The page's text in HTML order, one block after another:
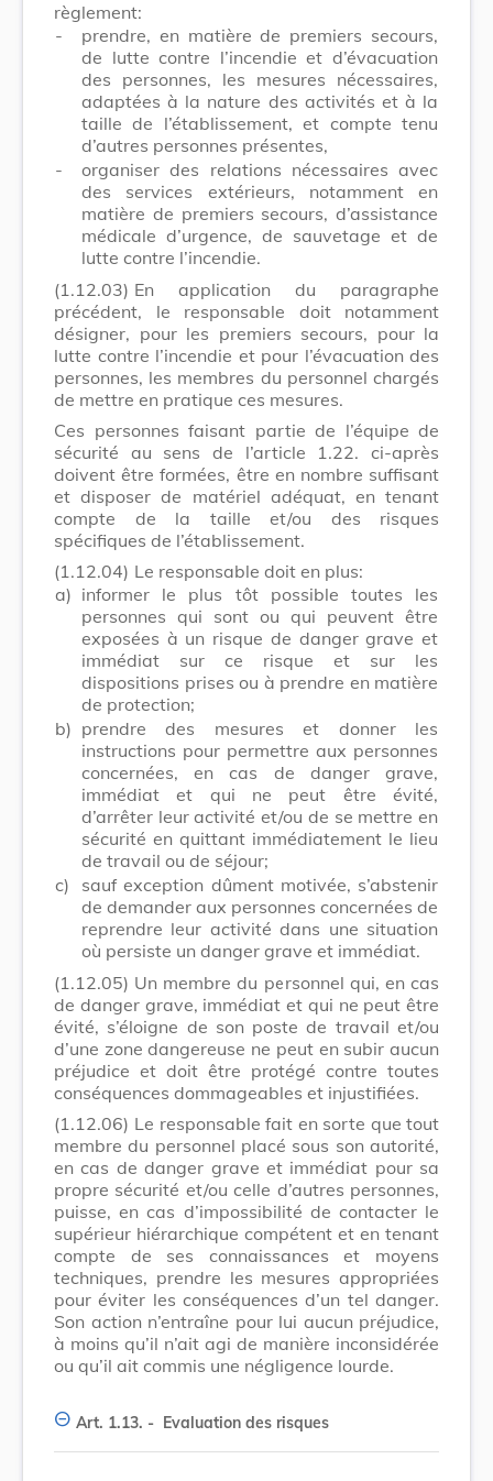
règlement:
-
prendre, en matière de premiers secours,
de lutte contre l’incendie et d’évacuation
des personnes, les mesures nécessaires,
adaptées à la nature des activités et à la
taille de l’établissement, et compte tenu
d’autres personnes présentes,
-
organiser des relations nécessaires avec
des services extérieurs, notamment en
matière de premiers secours, d’assistance
médicale d’urgence, de sauvetage et de
lutte contre l’incendie.
(1.12.03) En application du paragraphe
précédent, le responsable doit notamment
désigner, pour les premiers secours, pour la
lutte contre l’incendie et pour l’évacuation des
personnes, les membres du personnel chargés
de mettre en pratique ces mesures.
Ces personnes faisant partie de l’équipe de
sécurité au sens de l’article 1.22. ci-après
doivent être formées, être en nombre suffisant
et disposer de matériel adéquat, en tenant
compte de la taille et/ou des risques
spécifiques de l’établissement.
(1.12.04) Le responsable doit en plus:
a) informer le plus tôt possible toutes les
personnes qui sont ou qui peuvent être
exposées à un risque de danger grave et
immédiat sur ce risque et sur les
dispositions prises ou à prendre en matière
de protection;
b) prendre des mesures et donner les
instructions pour permettre aux personnes
concernées, en cas de danger grave,
immédiat et qui ne peut être évité,
d’arrêter leur activité et/ou de se mettre en
sécurité en quittant immédiatement le lieu
de travail ou de séjour;
c)
sauf exception dûment motivée, s’abstenir
de demander aux personnes concernées de
reprendre leur activité dans une situation
où persiste un danger grave et immédiat.
(1.12.05) Un membre du personnel qui, en cas
de danger grave, immédiat et qui ne peut être
évité, s’éloigne de son poste de travail et/ou
d’une zone dangereuse ne peut en subir aucun
préjudice et doit être protégé contre toutes
conséquences dommageables et injustifiées.
(1.12.06) Le responsable fait en sorte que tout
membre du personnel placé sous son autorité,
en cas de danger grave et immédiat pour sa
propre sécurité et/ou celle d’autres personnes,
puisse, en cas d’impossibilité de contacter le
supérieur hiérarchique compétent et en tenant
compte de ses connaissances et moyens
techniques, prendre les mesures appropriées
pour éviter les conséquences d’un tel danger.
Son action n’entraîne pour lui aucun préjudice,
à moins qu’il n’ait agi de manière inconsidérée
ou qu’il ait commis une négligence lourde.
Art. 1.13. - Evaluation des risques